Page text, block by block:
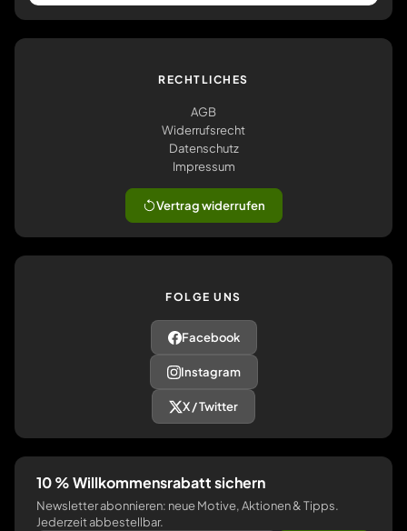
RECHTLICHES
AGB
Widerrufsrecht
Datenschutz
Impressum
Vertrag widerrufen
FOLGE UNS
Facebook
Instagram
X / Twitter
10 % Willkommensrabatt sichern
Newsletter abonnieren: neue Motive, Aktionen & Tipps.
Jederzeit abbestellbar.